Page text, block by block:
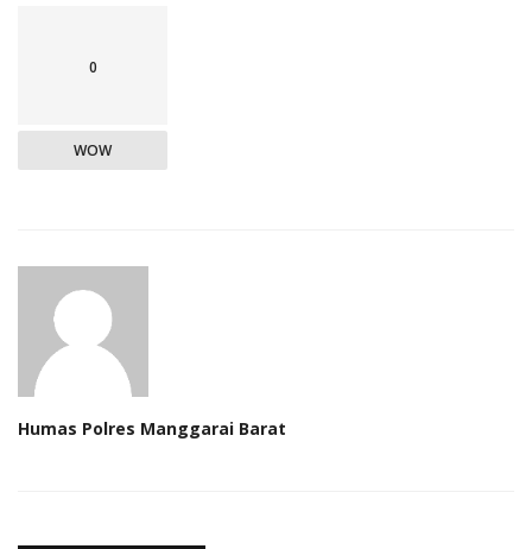
0
WOW
Humas Polres Manggarai Barat